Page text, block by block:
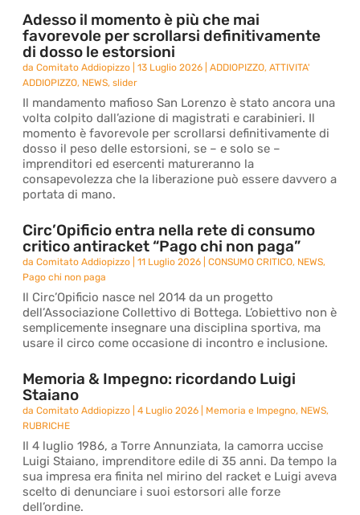
Adesso il momento è più che mai
favorevole per scrollarsi definitivamente
di dosso le estorsioni
daComitato Addiopizzo |13 Luglio 2026 |ADDIOPIZZO,ATTIVITA'
ADDIOPIZZO, NEWS,slider
Il mandamento mafioso San Lorenzo è stato ancora una
volta colpito dall’azione di magistrati e carabinieri. Il
momento è favorevole per scrollarsi definitivamente di
dosso il peso delle estorsioni, se – e solo se –
imprenditori ed esercenti matureranno la
consapevolezza che la liberazione può essere davvero a
portata di mano.
Circ’Opificio entra nella rete di consumo
critico antiracket “Pago chi non paga”
daComitato Addiopizzo |11 Luglio 2026 |CONSUMO CRITICO, NEWS,
Pago chi non paga
Il Circ’Opificio nasce nel 2014 da un progetto
dell’Associazione Collettivo di Bottega. L’obiettivo non è
semplicemente insegnare una disciplina sportiva, ma
usare il circo come occasione di incontro e inclusione.
Memoria & Impegno: ricordando Luigi
Staiano
daComitato Addiopizzo |4 Luglio 2026 Memoria e Impegno, NEWS,
RUBRICHE
Il 4 luglio 1986, a Torre Annunziata, la camorra uccise
Luigi Staiano, imprenditore edile di 35 anni. Da tempo la
sua impresa era finita nel mirino del racket e Luigi aveva
scelto di denunciare i suoi estorsori alle forze
dell’ordine.